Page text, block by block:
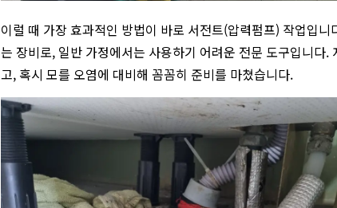
이럴 때 가장 효과적인 방법이 바로 서전트(압력펌프) 작업입
는 장비로, 일반 가정에서는 사용하기 어려운 전문 도구입니다
고, 혹시 모를 오염에 대비해 꼼꼼히 준비를 마쳤습니다.